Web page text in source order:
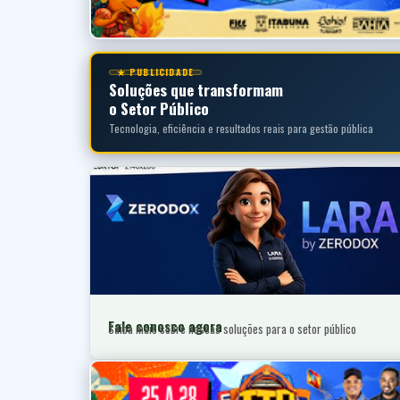
★ PUBLICIDADE
Soluções que transformam
o Setor Público
Tecnologia, eficiência e resultados reais para gestão pública
Fale conosco agora
Saiba mais sobre nossas soluções para o setor público